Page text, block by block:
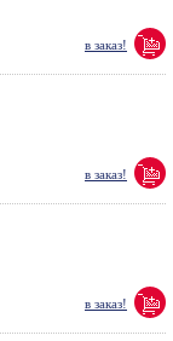
в заказ!
в заказ!
в заказ!